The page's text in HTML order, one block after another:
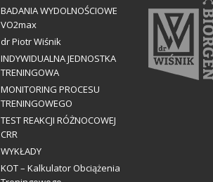
BADANIA WYDOLNOŚCIOWE
VO2max
dr Piotr Wiśnik
INDYWIDUALNA JEDNOSTKA
TRENINGOWA
MONITORING PROCESU
TRENINGOWEGO
TEST REAKCJI RÓŻNOCOWEJ
CRR
WYKŁADY
KOT – Kalkulator Obciążenia